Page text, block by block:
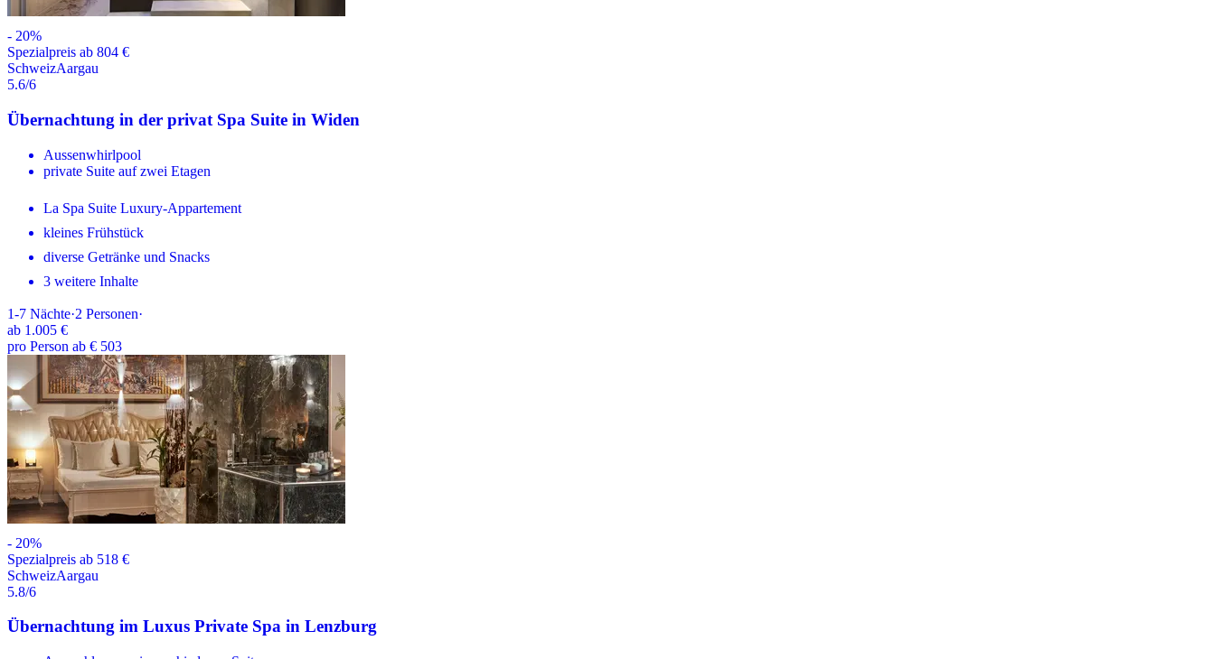
- 20%
Spezialpreis ab 804 €
SchweizAargau
5.6/6
Übernachtung in der privat Spa Suite in Widen
Aussenwhirlpool
private Suite auf zwei Etagen
La Spa Suite Luxury-Appartement
kleines Frühstück
diverse Getränke und Snacks
3 weitere Inhalte
1-7 Nächte·2 Personen·
ab 1.005 €
pro Person ab € 503
- 20%
Spezialpreis ab 518 €
SchweizAargau
5.8/6
Übernachtung im Luxus Private Spa in Lenzburg